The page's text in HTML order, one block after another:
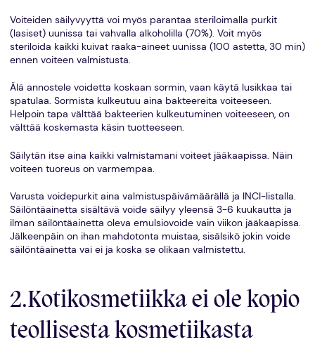
Voiteiden säilyvyyttä voi myös parantaa steriloimalla purkit
(lasiset) uunissa tai vahvalla alkoholilla (70%). Voit myös
steriloida kaikki kuivat raaka-aineet uunissa (100 astetta, 30 min)
ennen voiteen valmistusta.
Älä annostele voidetta koskaan sormin, vaan käytä lusikkaa tai
spatulaa. Sormista kulkeutuu aina bakteereita voiteeseen.
Helpoin tapa välttää bakteerien kulkeutuminen voiteeseen, on
välttää koskemasta käsin tuotteeseen.
Säilytän itse aina kaikki valmistamani voiteet jääkaapissa. Näin
voiteen tuoreus on varmempaa.
Varusta voidepurkit aina valmistuspäivämäärällä ja INCI-listalla.
Säilöntäainetta sisältävä voide säilyy yleensä 3-6 kuukautta ja
ilman säilöntäainetta oleva emulsiovoide vain viikon jääkaapissa.
Jälkeenpäin on ihan mahdotonta muistaa, sisälsikö jokin voide
säilöntäainetta vai ei ja koska se olikaan valmistettu.
2.Kotikosmetiikka ei ole kopio
teollisesta kosmetiikasta